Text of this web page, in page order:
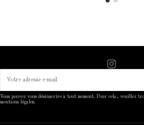
Vous pouvez vous désinscrire à tout moment. Pour cela, veuillez
mentions légales.